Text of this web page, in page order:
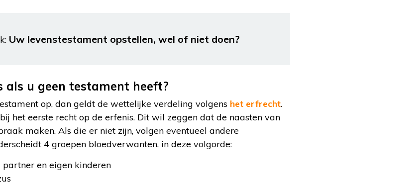
Uw levenstestament opstellen, wel of niet doen?
u geen testament heeft?
op, dan geldt de wettelijke verdeling volgens het erfrecht.
het eerste recht op de erfenis. Dit wil zeggen dat de naasten van
maken. Als die er niet zijn, volgen eventueel andere
4 groepen bloedverwanten, in deze volgorde:
partner en eigen kinderen